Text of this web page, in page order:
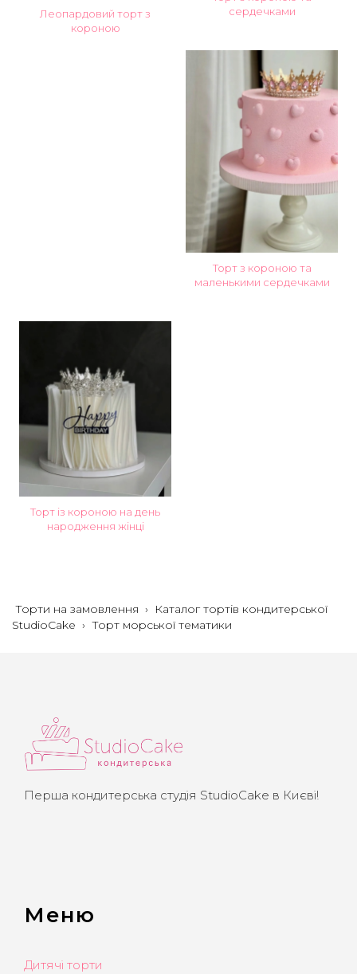
Леопардовий торт з
короною
сердечками
Торт з короною та
маленькими сердечками
Торт із короною на день
народження жінці
Торти на замовлення › Каталог тортів кондитерської
StudioCake › Торт морської тематики
Перша кондитерська студія StudioCake в Києві!
Меню
Дитячі торти